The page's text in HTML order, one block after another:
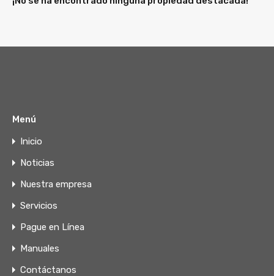
Menú
Inicio
Noticias
Nuestra empresa
Servicios
Pague en Línea
Manuales
Contáctanos